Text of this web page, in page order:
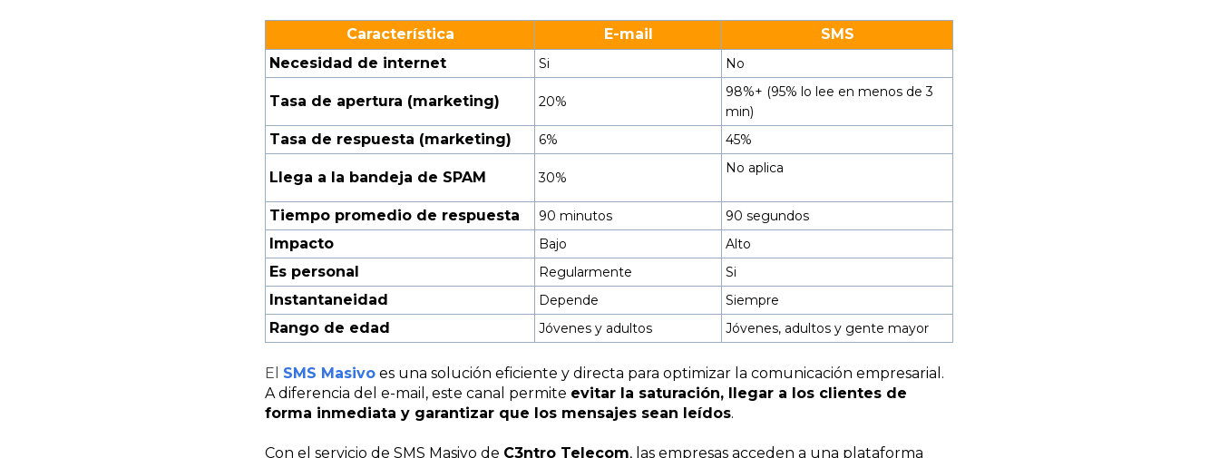
Característica E-mail
SMS
Necesidad de internet
Si No
Tasa de apertura (marketing) 20%
98%+ (95% lo lee en menos de 3
min)
Tasa de respuesta (marketing) 6% 45%
Llega a la bandeja de SPAM 30%
No aplica
Tiempo promedio de respuesta 90 minutos 90 segundos
Impacto Bajo Alto
Es personal Regularmente Si
Instantaneidad Depende Siempre
Rango de edad Jóvenes y adultos Jóvenes, adultos y gente mayor
El SMS Masivo es una solución eficiente y directa para optimizar la comunicación empresarial.
A diferencia del e-mail, este canal permite evitar la saturación, llegar a los clientes de
forma inmediata y garantizar que los mensajes sean leídos.
Con el servicio de SMS Masivo de C3ntro Telecom, las empresas acceden a una plataforma